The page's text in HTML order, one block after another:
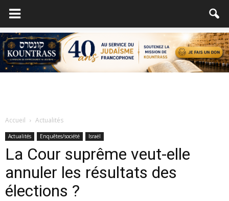
Accueil Actualités
Actualités Enquêtes/société Israël
La Cour suprême veut-elle
annuler les résultats des
élections ?